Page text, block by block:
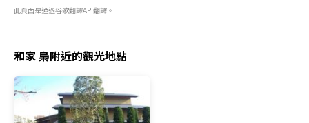
此頁面是通過谷歌翻譯API翻譯。
和家 梟附近的觀光地點